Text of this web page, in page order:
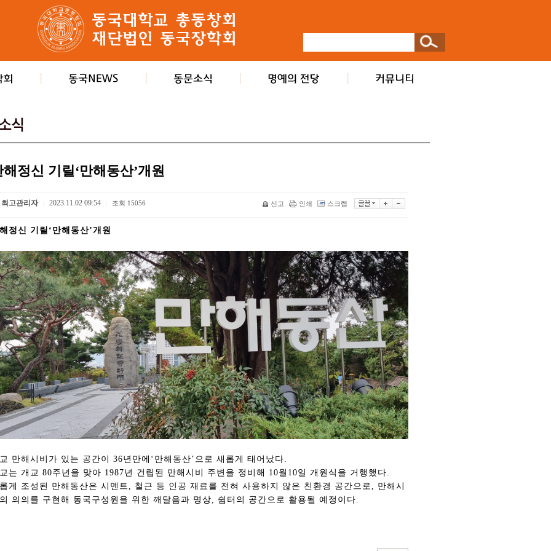
해정신 기릴‘만해동산’개원
최고관리자 2023.11.02 09:54 조회 15056 신고 인쇄 스크랩
정신 기릴‘만해동산’개원
만해시비가 있는 공간이 36년만에‘만해동산’으로 새롭게 태어났다.
는 개교 80주년을 맞아 1987년 건립된 만해시비 주변을 정비해 10월10일 개원식을 거행했다.
게 조성된 만해동산은 시멘트, 철근 등 인공 재료를 전혀 사용하지 않은 친환경 공간으로, 만해시
의의를 구현해 동국구성원을 위한 깨달음과 명상, 쉼터의 공간으로 활용될 예정이다.